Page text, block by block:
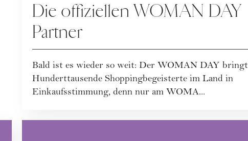
Die offiziellen WOMAN DAY
Partner
Bald ist es wieder so weit: Der WOMAN DAY bringt
Hunderttausende Shoppingbegeisterte im Land in
Einkaufsstimmung, denn nur am WOMA...